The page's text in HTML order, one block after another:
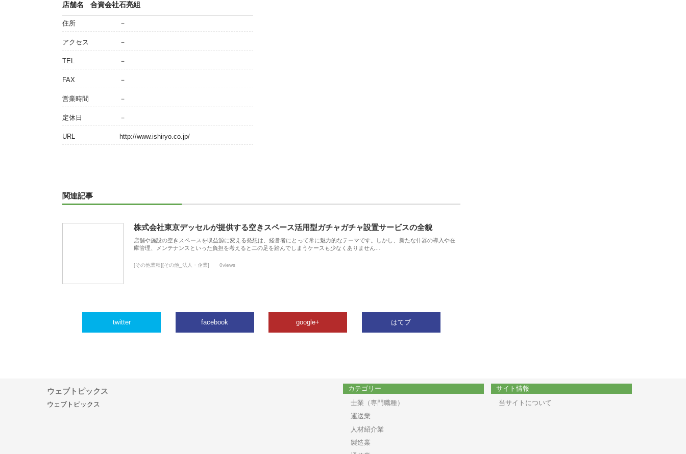
店舗名 合資会社石亮組
住所 －
アクセス －
TEL －
FAX －
営業時間 －
定休日 －
URL http://www.ishiryo.co.jp/
関連記事
株式会社東京デッセルが提供する空きスペース活用型ガチャガチャ設置サービスの全貌
店舗や施設の空きスペースを収益源に変える発想は、経営者にとって常に魅力的なテーマです。しかし、新たな什器の導入や在
庫管理、メンテナンスといった負担を考えると二の足を踏んでしまうケースも少なくありません…
[その他業種][その他_法人・企業] 0views
twitter facebook google+ はてブ
ウェブトピックス
ウェブトピックス
カテゴリー
士業（専門職種）
運送業
人材紹介業
製造業
サイト情報
当サイトについて